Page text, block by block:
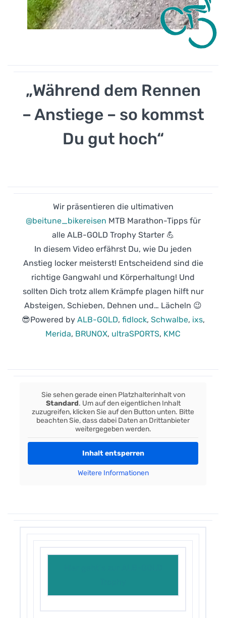
„Während dem Rennen
– Anstiege – so kommst
Du gut hoch“
Wir präsentieren die ultimativen
@beitune_bikereisen MTB Marathon-Tipps für
alle ALB-GOLD Trophy Starter 💪
In diesem Video erfährst Du, wie Du jeden
Anstieg locker meisterst! Entscheidend sind die
richtige Gangwahl und Körperhaltung! Und
sollten Dich trotz allem Krämpfe plagen hilft nur
Absteigen, Schieben, Dehnen und… Lächeln 😉
😎Powered by ALB-GOLD, fidlock, Schwalbe, ixs,
Merida, BRUNOX, ultraSPORTS, KMC
Sie sehen gerade einen Platzhalterinhalt von
Standard. Um auf den eigentlichen Inhalt
zuzugreifen, klicken Sie auf den Button unten. Bitte
beachten Sie, dass dabei Daten an Drittanbieter
weitergegeben werden.
Inhalt entsperren
Weitere Informationen